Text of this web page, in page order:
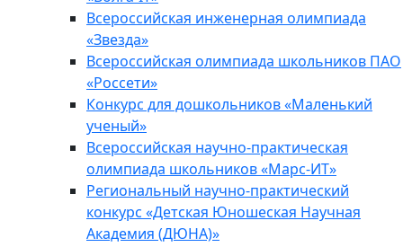
Всероссийская инженерная олимпиада
«Звезда»
Всероссийская олимпиада школьников ПАО
«Россети»
Конкурс для дошкольников «Маленький
ученый»
Всероссийская научно-практическая
олимпиада школьников «Марс-ИТ»
Региональный научно-практический
конкурс «Детская Юношеская Научная
Академия (ДЮНА)»